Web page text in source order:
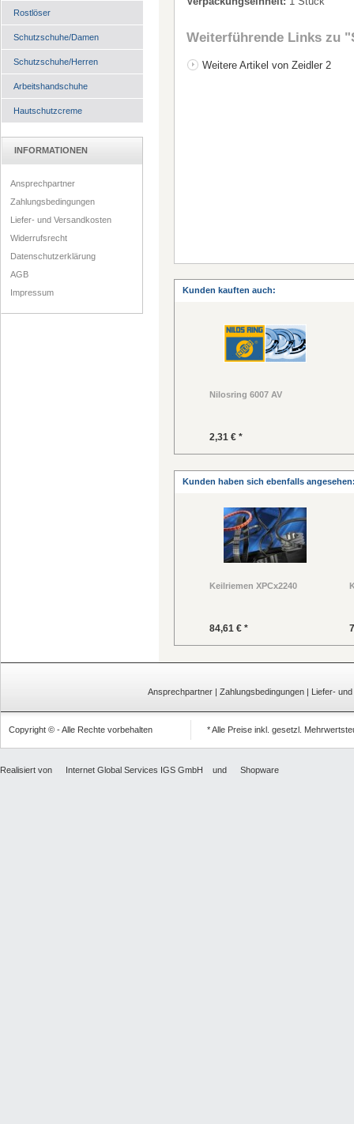
Rostlöser
Schutzschuhe/Damen
Schutzschuhe/Herren
Arbeitshandschuhe
Hautschutzcreme
INFORMATIONEN
Ansprechpartner
Zahlungsbedingungen
Liefer- und Versandkosten
Widerrufsrecht
Datenschutzerklärung
AGB
Impressum
Weiterführende Links zu
Weitere Artikel von Zeidler 2
Kunden kauften auch:
Nilosring 6007 AV
2,31 € *
Kunden haben sich ebenfalls
Keilriemen XPCx2240
84,61 € *
Ansprechpartner Zahlungsbedingungen Liefer-
Copyright © - Alle Rechte vorbehalten * Alle Preise inkl. gesetzl.
Realisiert von Internet Global Services IGS GmbH und Shopware